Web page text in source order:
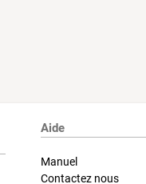
Aide
Manuel
Contactez nous